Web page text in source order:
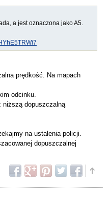
a jest oznaczona jako A5.
prędkość. Na mapach
odcinku.
niższą dopuszczalną
na ustalenia policji.
dopuszczalnej